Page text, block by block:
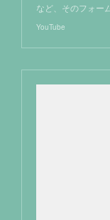
など、そのフォー
YouTube